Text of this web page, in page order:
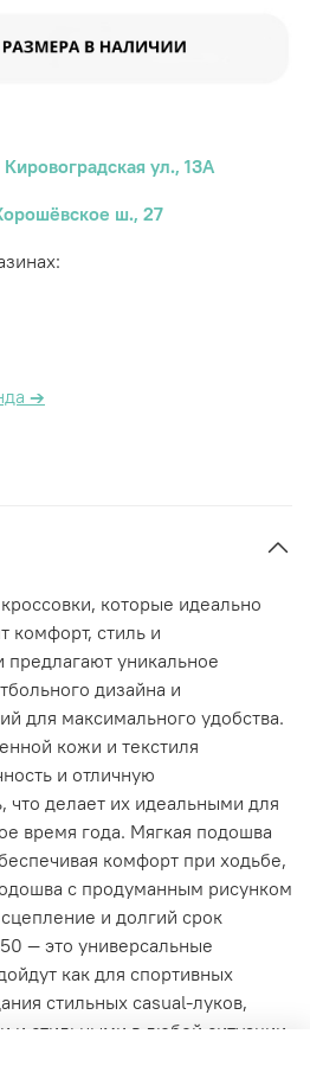
ул., 13А
ш., 27
→
которые идеально
комфорт, стиль и
уникальное
дизайна и
для максимального удобства.
кожи и текстиля
и отличную
что делает их идеальными для
время года. Мягкая подошва
комфорт при ходьбе,
с продуманным рисунком
и долгий срок
— это универсальные
как для спортивных
стильных casual-луков,
и стильными в любой ситуации.